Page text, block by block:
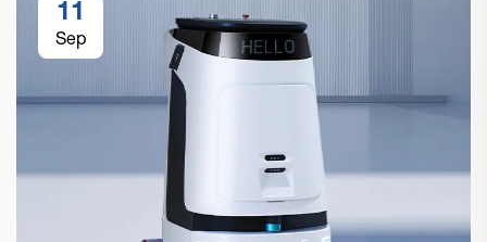
11
Sep